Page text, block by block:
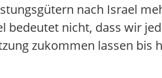
nach Israel
nicht, dass wir
zukommen lassen bis